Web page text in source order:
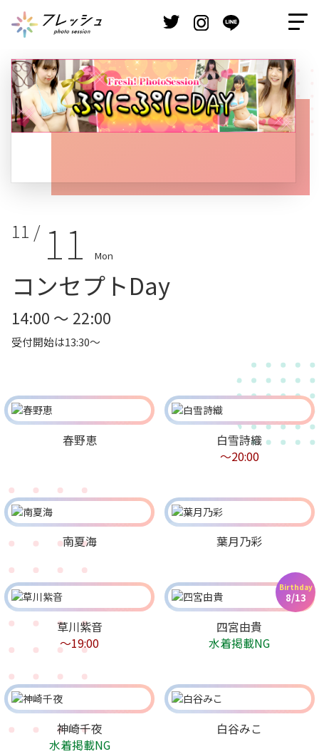
11 / 11 Mon
コンセプトDay
14:00 ～ 22:00
受付開始は13:30～
春野恵
白雪詩織
〜20:00
Birthday
8/13
南夏海 葉月乃彩
草川紫音
〜19:00
四宮由貴
水着掲載NG
神崎千夜
水着掲載NG
白谷みこ